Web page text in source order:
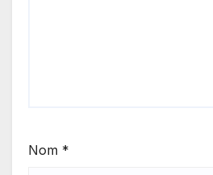
Nom *